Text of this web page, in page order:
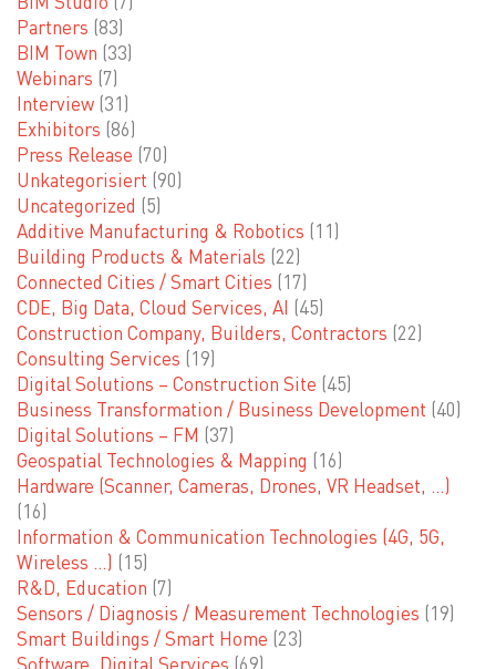
Partners (83)
BIM Town (33)
Webinars (7)
Interview (31)
Exhibitors (86)
Press Release (70)
Unkategorisiert (90)
Uncategorized (5)
Additive Manufacturing & Robotics (11)
Building Products & Materials (22)
Connected Cities / Smart Cities (17)
CDE, Big Data, Cloud Services, AI (45)
Construction Company, Builders, Contractors (22)
Consulting Services (19)
Digital Solutions – Construction Site (45)
Business Transformation / Business Development (40)
Digital Solutions – FM (37)
Geospatial Technologies & Mapping (16)
Hardware (Scanner, Cameras, Drones, VR Headset, …)
(16)
Information & Communication Technologies (4G, 5G,
Wireless …) (15)
R&D, Education (7)
Sensors / Diagnosis / Measurement Technologies (19)
Smart Buildings / Smart Home (23)
Software, Digital Services (69)